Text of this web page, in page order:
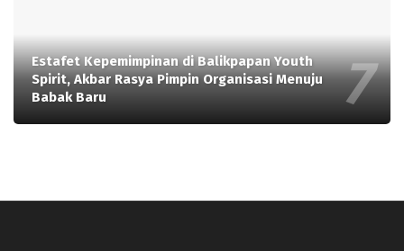
Estafet Kepemimpinan di Balikpapan Youth
Spirit, Akbar Rasya Pimpin Organisasi Menuju
Babak Baru